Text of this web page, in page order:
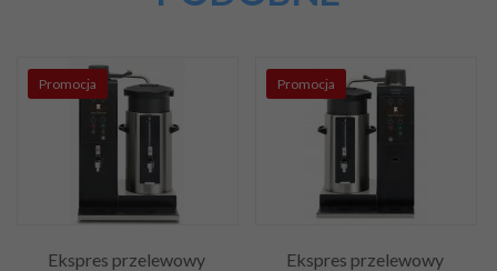
Promocja
Ekspres przelewowy
Promocja
Ekspres przelewowy